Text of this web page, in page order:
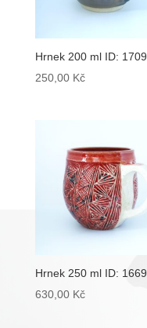
Hrnek 200 ml ID: 1709
250,00 Kč
Hrnek 250 ml ID: 1669
630,00 Kč